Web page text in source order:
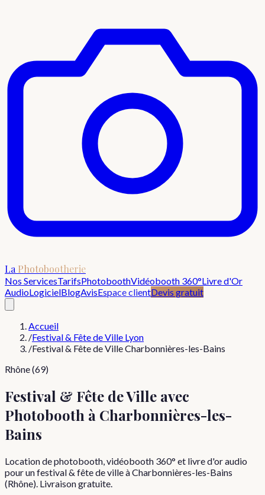
La Photobootherie
Nos ServicesTarifsPhotoboothVidéobooth 360°Livre d'Or
AudioLogicielBlogAvisEspace clientDevis gratuit
Accueil
/Festival & Fête de Ville Lyon
/Festival & Fête de Ville Charbonnières-les-Bains
Rhône (69)
Festival & Fête de Ville avec
Photobooth à Charbonnières-les-
Bains
Location de photobooth, vidéobooth 360° et livre d'or audio
pour un festival & fête de ville à Charbonnières-les-Bains
(Rhône). Livraison gratuite.